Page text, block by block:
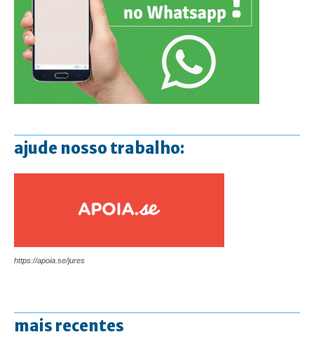
ajude nosso trabalho:
https://apoia.se/jures
mais recentes